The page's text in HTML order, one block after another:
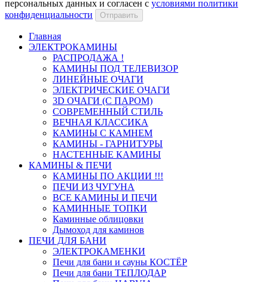
персональных данных и согласен с условиями политики
конфиденциальности
Отправить
Главная
ЭЛЕКТРОКАМИНЫ
РАСПРОДАЖА !
КАМИНЫ ПОД ТЕЛЕВИЗОР
ЛИНЕЙНЫЕ ОЧАГИ
ЭЛЕКТРИЧЕСКИЕ ОЧАГИ
3D ОЧАГИ (С ПАРОМ)
СОВРЕМЕННЫЙ СТИЛЬ
ВЕЧНАЯ КЛАССИКА
КАМИНЫ С КАМНЕМ
КАМИНЫ - ГАРНИТУРЫ
НАСТЕННЫЕ КАМИНЫ
КАМИНЫ & ПЕЧИ
КАМИНЫ ПО АКЦИИ !!!
ПЕЧИ ИЗ ЧУГУНА
ВСЕ КАМИНЫ И ПЕЧИ
КАМИННЫЕ ТОПКИ
Каминные облицовки
Дымоход для каминов
ПЕЧИ ДЛЯ БАНИ
ЭЛЕКТРОКАМЕНКИ
Печи для бани и сауны КОСТЁР
Печи для бани ТЕПЛОДАР